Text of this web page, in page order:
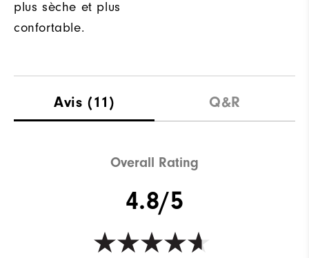
plus sèche et plus
confortable.
Avis (11) Q&R
Overall Rating
4.8/5